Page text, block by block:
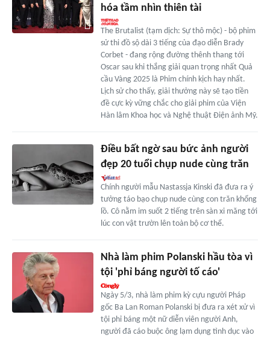
hóa tầm nhìn thiên tài
The Brutalist (tạm dịch: Sự thô mộc) - bộ phim
sử thi đồ sộ dài 3 tiếng của đạo diễn Brady
Corbet - đang rộng đường thênh thang tới
Oscar sau khi thắng giải quan trọng nhất Quả
cầu Vàng 2025 là Phim chính kịch hay nhất.
Lịch sử cho thấy, giải thưởng này sẽ tạo tiền
đề cực kỳ vững chắc cho giải phim của Viện
Hàn lâm Khoa học và Nghệ thuật Điện ảnh Mỹ.
Điều bất ngờ sau bức ảnh người
đẹp 20 tuổi chụp nude cùng trăn
Chính người mẫu Nastassja Kinski đã đưa ra ý
tưởng táo bạo chụp nude cùng con trăn khổng
lồ. Cô nằm im suốt 2 tiếng trên sàn xi măng tới
lúc con vật trườn lên toàn bộ cơ thể.
Nhà làm phim Polanski hầu tòa vì
tội 'phỉ báng người tố cáo'
Ngày 5/3, nhà làm phim kỳ cựu người Pháp
gốc Ba Lan Roman Polanski bị đưa ra xét xử vì
tội phỉ báng một nữ diễn viên người Anh,
người đã cáo buộc ông lạm dụng tình dục vào